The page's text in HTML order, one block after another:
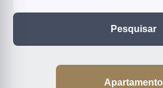
Pesquisar
Apartamento